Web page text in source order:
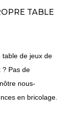
TABLE
table de jeux de
? Pas de
nous-
en bricolage.